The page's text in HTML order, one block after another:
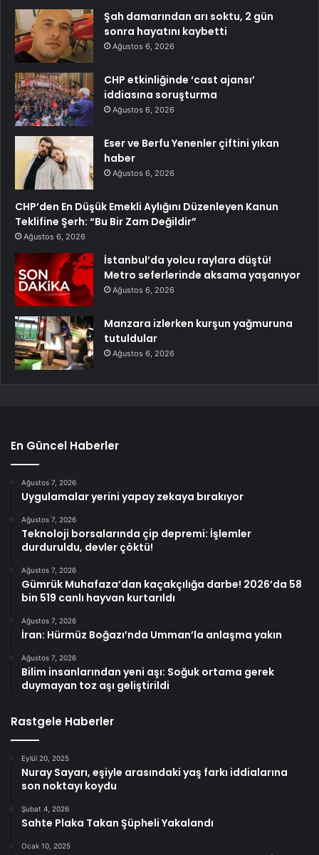
Şah damarından arı soktu, 2 gün
sonra hayatını kaybetti
Ağustos 6, 2026
CHP etkinliğinde ‘cast ajansı’
iddiasına soruşturma
Ağustos 6, 2026
Eser ve Berfu Yenenler çiftini yıkan
haber
Ağustos 6, 2026
CHP’den En Düşük Emekli Aylığını Düzenleyen Kanun
Teklifine Şerh: “Bu Bir Zam Değildir”
Ağustos 6, 2026
İstanbul’da yolcu raylara düştü!
Metro seferlerinde aksama yaşanıyor
Ağustos 6, 2026
Manzara izlerken kurşun yağmuruna
tutuldular
Ağustos 6, 2026
En Güncel Haberler
Ağustos 7, 2026
Uygulamalar yerini yapay zekaya bırakıyor
Ağustos 7, 2026
Teknoloji borsalarında çip depremi: İşlemler
durduruldu, devler çöktü!
Ağustos 7, 2026
Gümrük Muhafaza’dan kaçakçılığa darbe! 2026’da 58
bin 519 canlı hayvan kurtarıldı
Ağustos 7, 2026
İran: Hürmüz Boğazı’nda Umman’la anlaşma yakın
Ağustos 7, 2026
Bilim insanlarından yeni aşı: Soğuk ortama gerek
duymayan toz aşı geliştirildi
Rastgele Haberler
Eylül 20, 2025
Nuray Sayarı, eşiyle arasındaki yaş farkı iddialarına
son noktayı koydu
Şubat 4, 2026
Sahte Plaka Takan Şüpheli Yakalandı
Ocak 10, 2025